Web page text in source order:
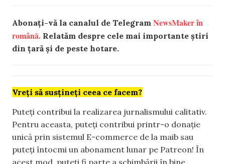
Abonați-vă la canalul de Telegram NewsMaker în
română. Relatăm despre cele mai importante știri
din țară și de peste hotare.
Vreți să susțineți ceea ce facem?
Puteți contribui la realizarea jurnalismului calitativ.
Pentru aceasta, puteți contribui printr-o donație
unică prin sistemul E-commerce de la maib sau
puteți întocmi un abonament lunar pe Patreon! În